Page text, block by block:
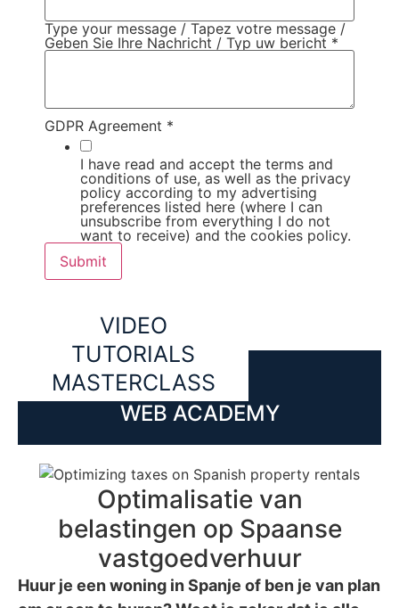
Type your message / Tapez votre message /
Geben Sie Ihre Nachricht / Typ uw bericht *
GDPR Agreement *
I have read and accept the terms and
conditions of use, as well as the privacy
policy according to my advertising
preferences listed here (where I can
unsubscribe from everything I do not
want to receive) and the cookies policy.
Submit
VIDEO
TUTORIALS
MASTERCLASS
WEB ACADEMY
Optimalisatie van
belastingen op Spaanse
vastgoedverhuur
Huur je een woning in Spanje of ben je van plan